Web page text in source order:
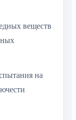
веществ
на